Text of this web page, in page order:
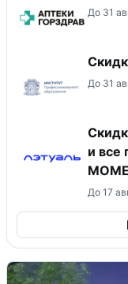
До 31
До 31
и все
До 17